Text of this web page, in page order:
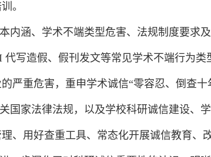
。
内涵、学术不端类型危害、法规制度要求
写造假、假刊发文等常见学术不端行为
严重危害，重申学术诚信“零容忍、倒查十
国家法律法规，以及学校科研诚信建设、
、用好查重工具、常态化开展诚信教育、